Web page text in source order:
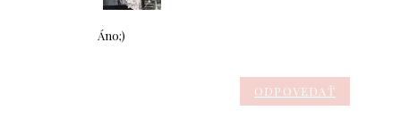
Áno;)
ODPOVEDAŤ